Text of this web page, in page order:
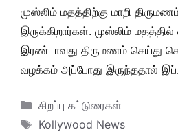
முஸ்லிம் மதத்திற்கு மாறி
இருக்கிறார்கள். முஸ்லிம்
இரண்டாவது திருமணம் செய்து
வழக்கம் அப்போது இருந்ததால்
Categories
சிறப்பு கட்டுரைகள்
Tags
Kollywood News